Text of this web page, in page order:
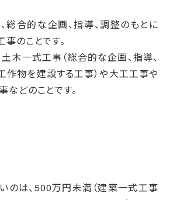
総合的な企画、指導、調整のもとに
のことです。
木一式工事（総合的な企画、指導、
作物を建設する工事）や大工工事や
どのことです。
のは、500万円未満（建築一式工事